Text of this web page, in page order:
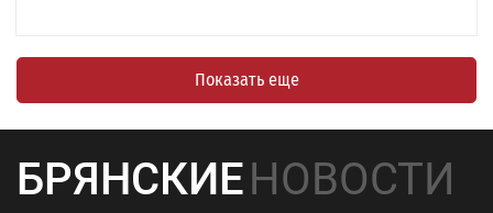
Показать еще
БРЯНСКИЕНОВОСТИ